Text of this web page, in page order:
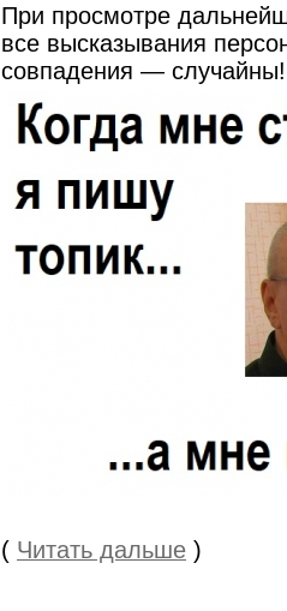
При просмотре
все высказывания
совпадения — случайны!
( Читать дальше )